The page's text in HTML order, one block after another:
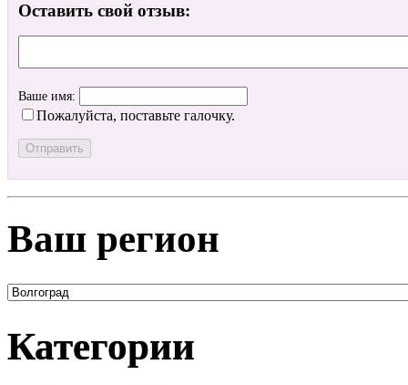
Оставить свой отзыв:
Ваше имя:
Пожалуйста, поставьте галочку.
Ваш регион
Категории